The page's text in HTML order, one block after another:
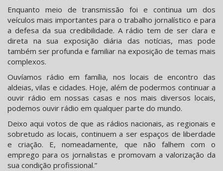
Enquanto meio de transmissão foi e continua um dos
veículos mais importantes para o trabalho jornalístico e para
a defesa da sua credibilidade. A rádio tem de ser clara e
direta na sua exposição diária das notícias, mas pode
também ser profunda e familiar na exposição de temas mais
complexos.
Ouvíamos rádio em família, nos locais de encontro das
aldeias, vilas e cidades. Hoje, além de podermos continuar a
ouvir rádio em nossas casas e nos mais diversos locais,
podemos ouvir rádio em qualquer parte do mundo.
Deixo aqui votos de que as rádios nacionais, as regionais e
sobretudo as locais, continuem a ser espaços de liberdade
e criação. E, nomeadamente, que não falhem com o
emprego para os jornalistas e promovam a valorização da
sua condição profissional.”